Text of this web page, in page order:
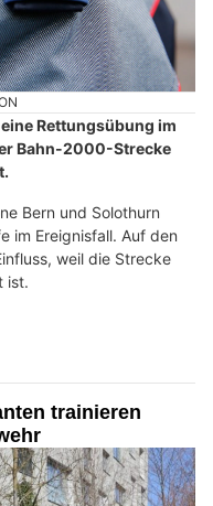
Rettungsübung im
Bahn-2000-Strecke
Bern und Solothurn
im Ereignisfall. Auf den
weil die Strecke
ist.
trainieren